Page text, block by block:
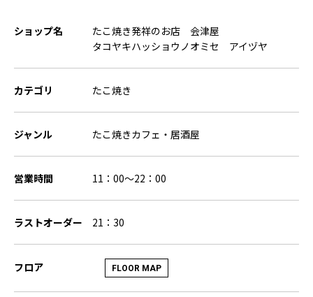
ショップ名
たこ焼き発祥のお店 会津屋
タコヤキハッショウノオミセ アイヅヤ
カテゴリ たこ焼き
ジャンル たこ焼きカフェ・居酒屋
営業時間 11：00～22：00
ラストオーダー 21：30
フロア FLOOR MAP